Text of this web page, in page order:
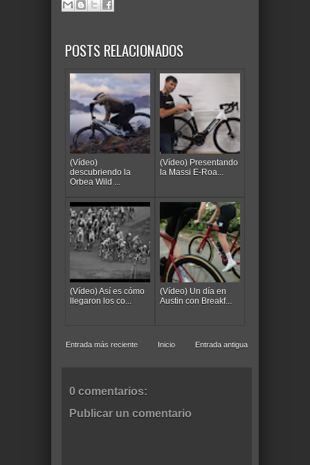
POSTS RELACIONADOS
(Vídeo)
descubriendo la
Orbea Wild ...
(Vídeo) Presentando
la Massi E-Roa...
(Vídeo) Así es cómo
llegaron los co...
(Vídeo) Un día en
Austin con Breakf...
Entrada más reciente Entrada antigua
Inicio
0 comentarios:
Publicar un comentario